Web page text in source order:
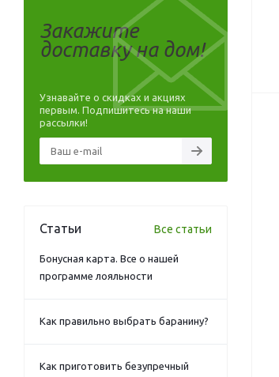
Закажите
доставку на дом!
Узнавайте о скидках и акциях
первым. Подпишитесь на наши
рассылки!
Статьи Все статьи
Бонусная карта. Все о нашей
программе лояльности
Как правильно выбрать баранину?
Как приготовить безупречный